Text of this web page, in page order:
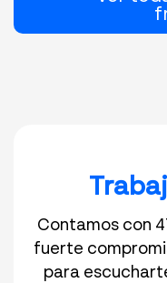
Contamos con
fuerte
para